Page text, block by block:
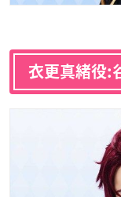
衣更真緒役: